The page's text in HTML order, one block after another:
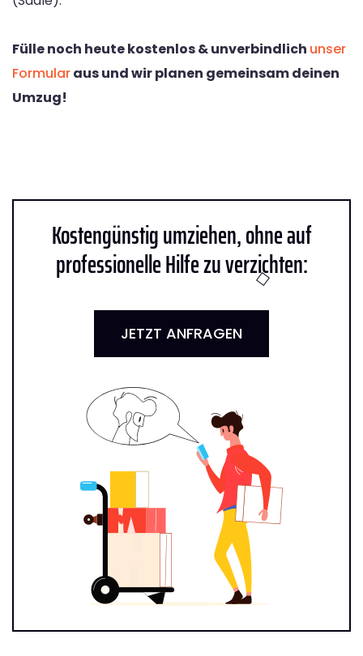
Fülle noch heute kostenlos & unverbindlich unser
Formularaus und wir planen gemeinsam deinen
Umzug!
Kostengünstig umziehen, ohne auf
professionelle Hilfe zu verzichten:
JETZT ANFRAGEN